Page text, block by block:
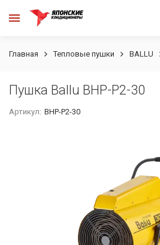
Главная Тепловые пушки BALLU
Пушка Ballu BНР-P2-30
Артикул: BНР-P2-30